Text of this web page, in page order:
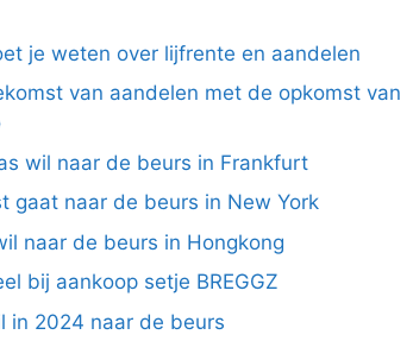
je weten over lijfrente en aandelen
van aandelen met de opkomst van
wil naar de beurs in Frankfurt
gaat naar de beurs in New York
naar de beurs in Hongkong
bij aankoop setje BREGGZ
in 2024 naar de beurs